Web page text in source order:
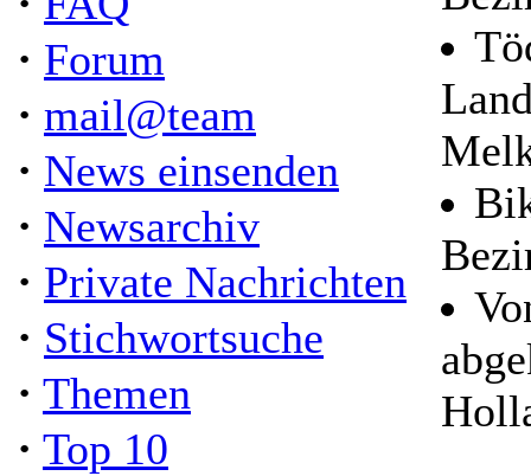
· Forum
· mail@team
· News einsenden
· Newsarchiv
· Private Nachrichten
· Stichwortsuche
· Themen
· Top 10